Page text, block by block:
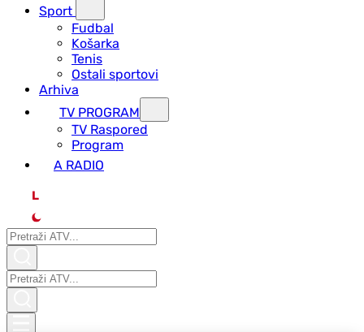
Sport
Fudbal
Košarka
Tenis
Ostali sportovi
Arhiva
TV PROGRAM
ТV Raspored
Program
A RADIO
L